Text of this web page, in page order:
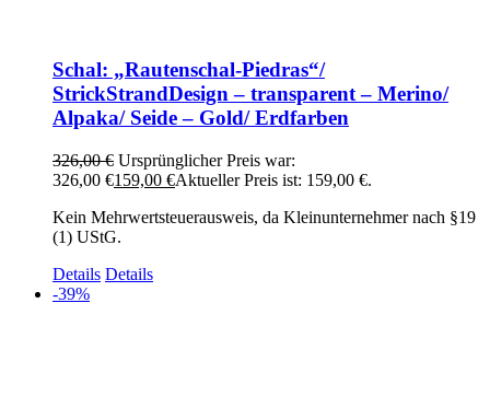
Schal: „Rautenschal-Piedras“/
StrickStrandDesign – transparent – Merino/
Alpaka/ Seide – Gold/ Erdfarben
326,00€ Ursprünglicher Preis war:
326,00 €159,00 €Aktueller Preis ist: 159,00 €.
Kein Mehrwertsteuerausweis, da Kleinunternehmer nach §19
(1) UStG.
Details Details
-39%